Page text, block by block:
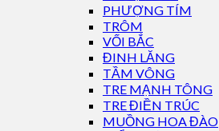
PHƯỢNG TÍM
TRÔM
VỐI BẮC
ĐINH LĂNG
TẦM VÔNG
TRE MẠNH TÔNG
TRE ĐIỀN TRÚC
MUỒNG HOA ĐÀO